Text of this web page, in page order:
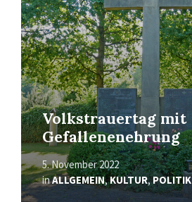
Volkstrauertag mit
Gefallenenehrung
5. November 2022
inALLGEMEIN,KULTUR,POLITIK